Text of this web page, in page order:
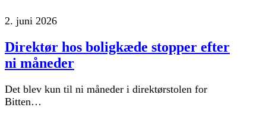
2. juni 2026
Direktør hos boligkæde stopper efter
ni måneder
Det blev kun til ni måneder i direktørstolen for
Bitten…